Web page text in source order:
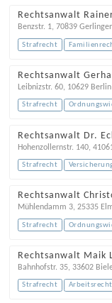
Rechtsanwalt
Benzstr. 1, 70839
Strafrecht
Rechtsanwalt
Leibnizstr. 60, 10629 Berlin
Strafrecht
Rechtsanwalt Dr.
Hohenzollernstr. 140,
Strafrecht
Rechtsanwalt
Mühlendamm 3, 25335
Strafrecht
Rechtsanwalt Maik
Bahnhofstr. 35, 33602
Strafrecht Arbeitsrecht